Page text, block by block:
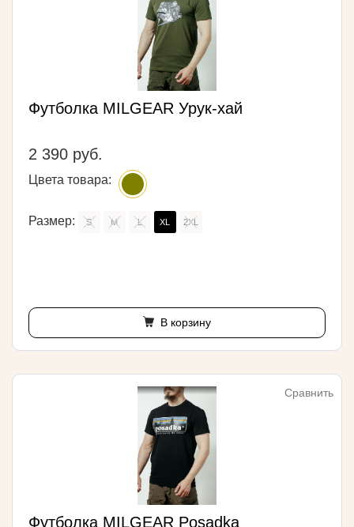
Футболка MILGEAR Урук-хай
2 390 руб.
Цвета товара:
Размер: S M L XL 2XL
В корзину
Сравнить
Футболка MILGEAR Posadka